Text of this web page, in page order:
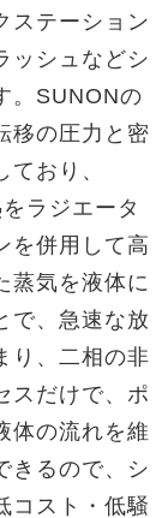
ステーション
ッシュなどシ
。SUNONの
移の圧力と密
おり、
ラジエータ
を併用して高
蒸気を液体に
で、急速な放
り、二相の非
スだけで、ポ
体の流れを維
きるので、シ
コスト・低騒